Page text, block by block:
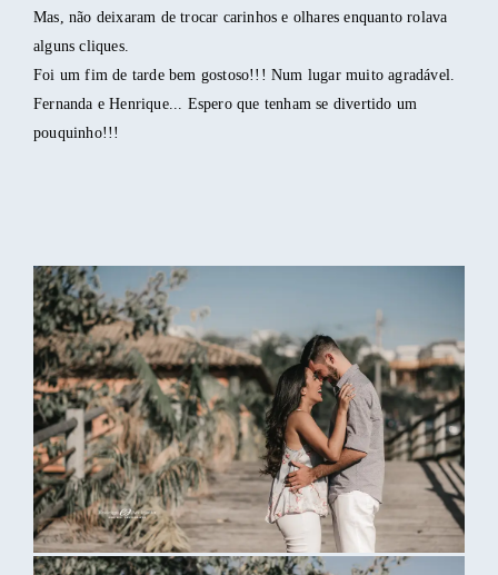
Mas, não deixaram de trocar carinhos e olhares enquanto rolava
alguns cliques.
Foi um fim de tarde bem gostoso!!! Num lugar muito agradável.
Fernanda e Henrique... Espero que tenham se divertido um
pouquinho!!!